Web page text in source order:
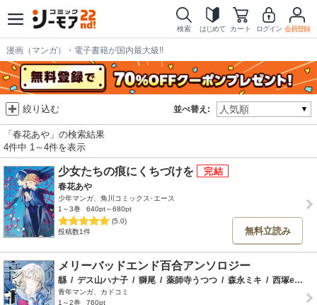
検索 はじめて カート ログイン 会員登録
漫画（マンガ）・電子書籍が国内最大級!!
並べ替え:
絞り込む
「春花あや」の検索結果
4件中 1～4件を表示
少女たちの痕にくちづけを
春花あや
少年マンガ、角川コミックス･エース
1～3巻
640pt～680pt
(5.0)
投稿数1件
無料立読み
メリーバッドエンド百合アンソロジー
緜 / デス山ハナ子 / 獅尾 / 薬師寺うつつ / 森永ミキ / 西塚em
青年マンガ、カドコミ
1～2巻
760pt